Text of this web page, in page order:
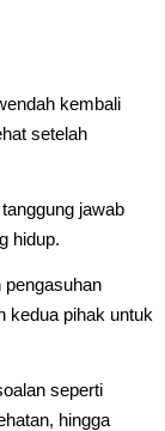
kembali
setelah
jawab
hidup.
pengasuhan
kedua pihak untuk
seperti
hingga